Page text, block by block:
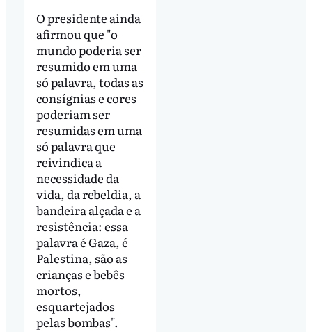
O presidente ainda
afirmou que "o
mundo poderia ser
resumido em uma
só palavra, todas as
consígnias e cores
poderiam ser
resumidas em uma
só palavra que
reivindica a
necessidade da
vida, da rebeldia, a
bandeira alçada e a
resistência: essa
palavra é Gaza, é
Palestina, são as
crianças e bebês
mortos,
esquartejados
pelas bombas".